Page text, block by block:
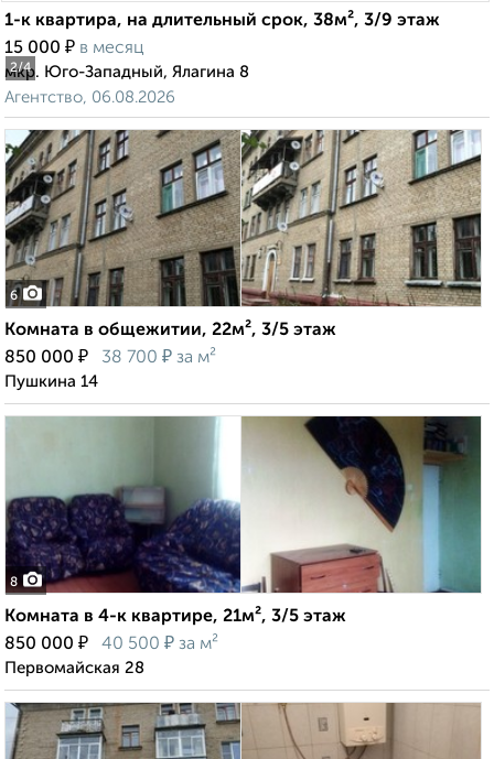
2/4
1-к квартира, на длительный срок, 38м², 3/9 этаж
15 000 ₽ в месяц
мкр. Юго-Западный, Ялагина 8
Агентство, 06.08.2026
6
Комната в общежитии, 22м², 3/5 этаж
850 000 ₽ 38 700 ₽ за м²
Пушкина 14
8
Комната в 4-к квартире, 21м², 3/5 этаж
850 000 ₽ 40 500 ₽ за м²
Первомайская 28